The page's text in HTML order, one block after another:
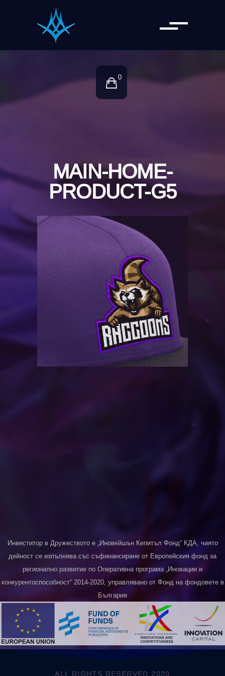
0
MAIN-HOME-
PRODUCT-G5
Инвеститор в Дружеството е „Иновейшън Кепитъл Фонд“ КДА, чиято
дейност се изпълнява със съфинансиране от Европейския фонд за
регионално развитие по Оперативна програма „Иновации и
конкурентоспособност“ 2014-2020, управлявано от Фонд на фондовете в
България
ALL RIGHTS RESERVED 2020